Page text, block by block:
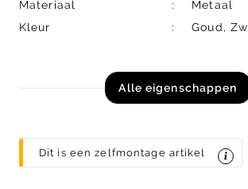
Materiaal
Metaal
Kleur
Goud,
Alle eigenschappen
Dit is een zelfmontage artikel